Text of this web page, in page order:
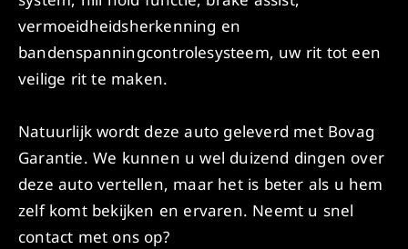
vermoeidheidsherkenning en
bandenspanningcontrolesysteem, uw rit tot een
veilige rit te maken.
Natuurlijk wordt deze auto geleverd met Bovag
Garantie. We kunnen u wel duizend dingen over
deze auto vertellen, maar het is beter als u hem
zelf komt bekijken en ervaren. Neemt u snel
contact met ons op?